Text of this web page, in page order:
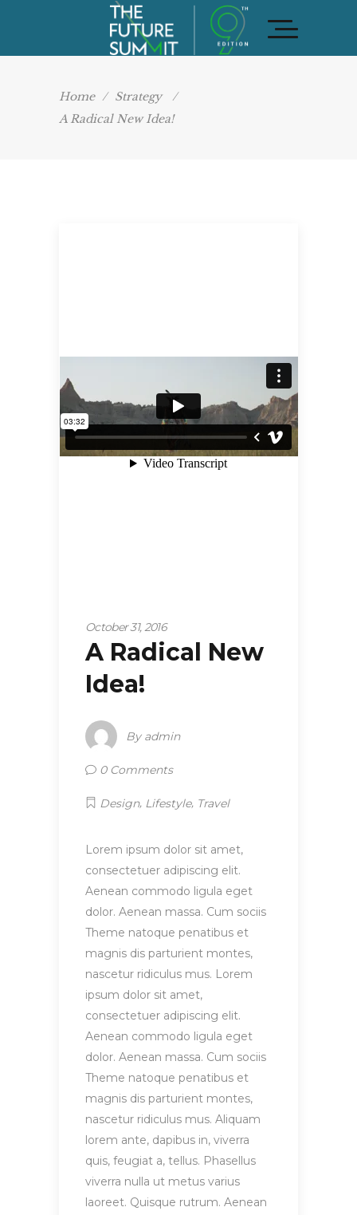
Home / Strategy
/
A Radical New Idea!
October 31, 2016
A Radical New
Idea!
By admin
0 Comments
Design, Lifestyle, Travel
Lorem ipsum dolor sit amet,
consectetuer adipiscing elit.
Aenean commodo ligula eget
dolor. Aenean massa. Cum sociis
Theme natoque penatibus et
magnis dis parturient montes,
nascetur ridiculus mus. Lorem
ipsum dolor sit amet,
consectetuer adipiscing elit.
Aenean commodo ligula eget
dolor. Aenean massa. Cum sociis
Theme natoque penatibus et
magnis dis parturient montes,
nascetur ridiculus mus. Aliquam
lorem ante, dapibus in, viverra
quis, feugiat a, tellus. Phasellus
viverra nulla ut metus varius
laoreet. Quisque rutrum. Aenean